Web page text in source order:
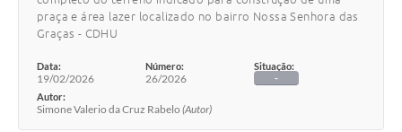
praça e área lazer localizado no bairro Nossa Senhora das
Graças - CDHU
Data:
19/02/2026
Número:
26/2026
Situação:
-
Autor:
Simone Valerio da Cruz Rabelo (Autor)